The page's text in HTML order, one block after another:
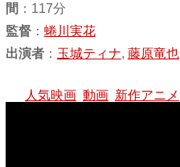
間 ：117分
監督： 蜷川実花
出演者： 玉城ティナ, 藤原竜也
人気映画 動画 新作アニメ